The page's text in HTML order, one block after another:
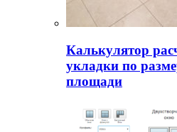
Калькулятор
укладки по
площади